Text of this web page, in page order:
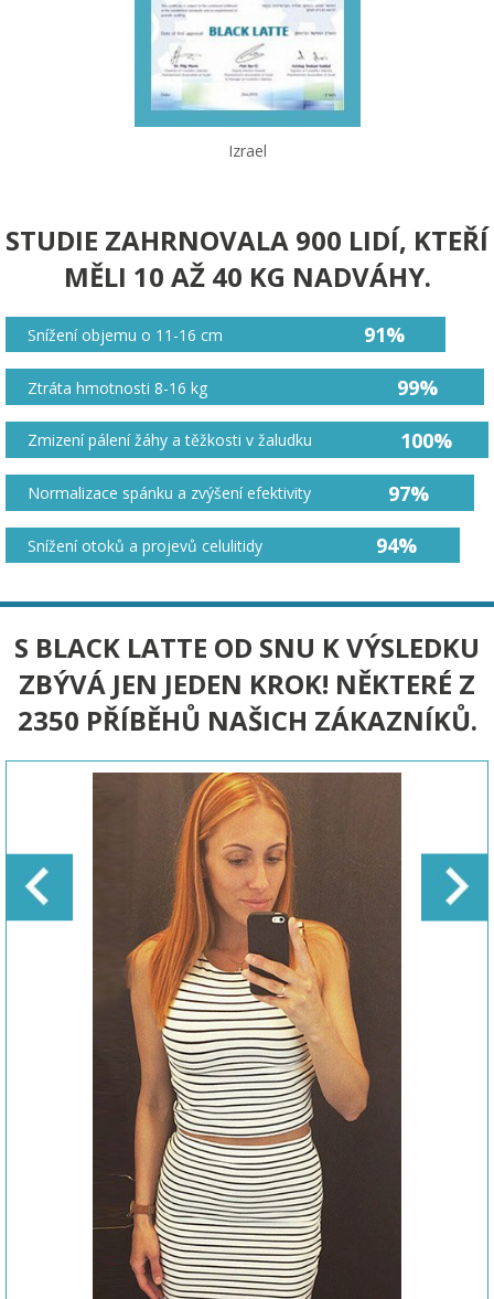
Izrael
STUDIE ZAHRNOVALA 900 LIDÍ, KTEŘÍ
MĚLI 10 AŽ 40 KG NADVÁHY.
Snížení objemu o 11-16 cm 91%
Ztráta hmotnosti 8-16 kg 99%
Zmizení pálení žáhy a těžkosti v žaludku 100%
Normalizace spánku a zvýšení efektivity 97%
Snížení otoků a projevů celulitidy 94%
S BLACK LATTE OD SNU K VÝSLEDKU
ZBÝVÁ JEN JEDEN KROK! NĚKTERÉ Z
2350 PŘÍBĚHŮ NAŠICH ZÁKAZNÍKŮ.